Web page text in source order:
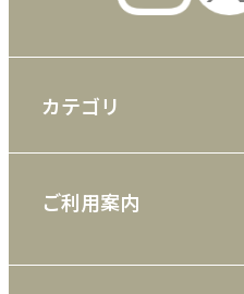
カテゴリ
ご利用案内